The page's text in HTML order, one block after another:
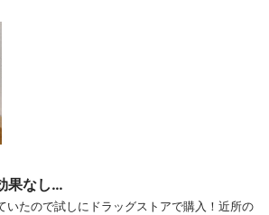
果なし…
いたので試しにドラッグストアで購入！近所の